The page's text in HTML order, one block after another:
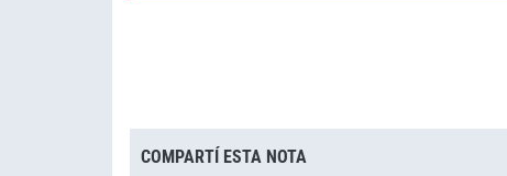
COMPARTÍ ESTA NOTA